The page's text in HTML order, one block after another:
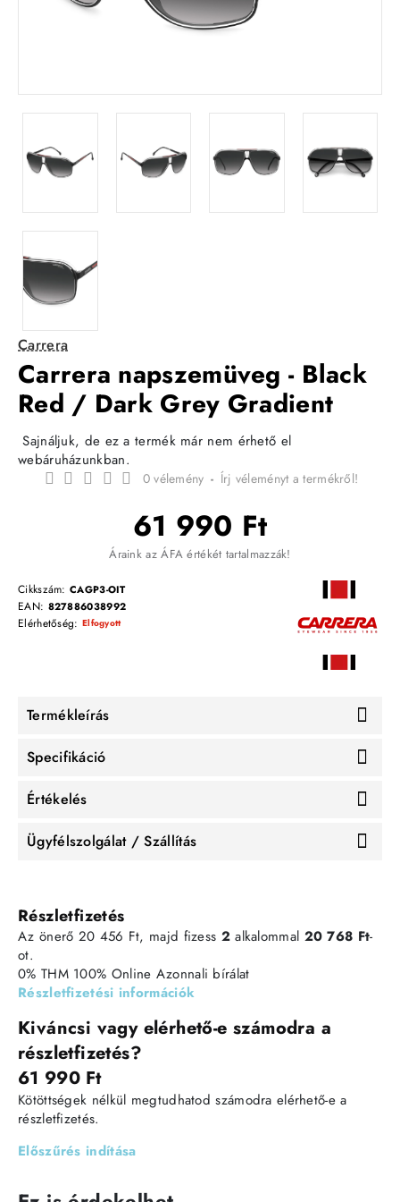
Carrera
Carrera napszemüveg - Black
Red / Dark Grey Gradient
Sajnáljuk, de ez a termék már nem érhető el
webáruházunkban.
0 vélemény - Írj véleményt a termékről!
61 990 Ft
Áraink az ÁFA értékét tartalmazzák!
Cikkszám: CAGP3-OIT
EAN: 827886038992
Elérhetőség: Elfogyott
Termékleírás
Specifikáció
Értékelés
Ügyfélszolgálat / Szállítás
Részletfizetés
Az önerő 20 456 Ft, majd fizess 2alkalommal 20 768 Ft-
ot.
0% THM 100% Online Azonnali bírálat
Részletfizetési információk
Kiváncsi vagy elérhető-e számodra a
részletfizetés?
61 990 Ft
Kötöttségek nélkül megtudhatod számodra elérhető-e a
részletfizetés.
Előszűrés indítása